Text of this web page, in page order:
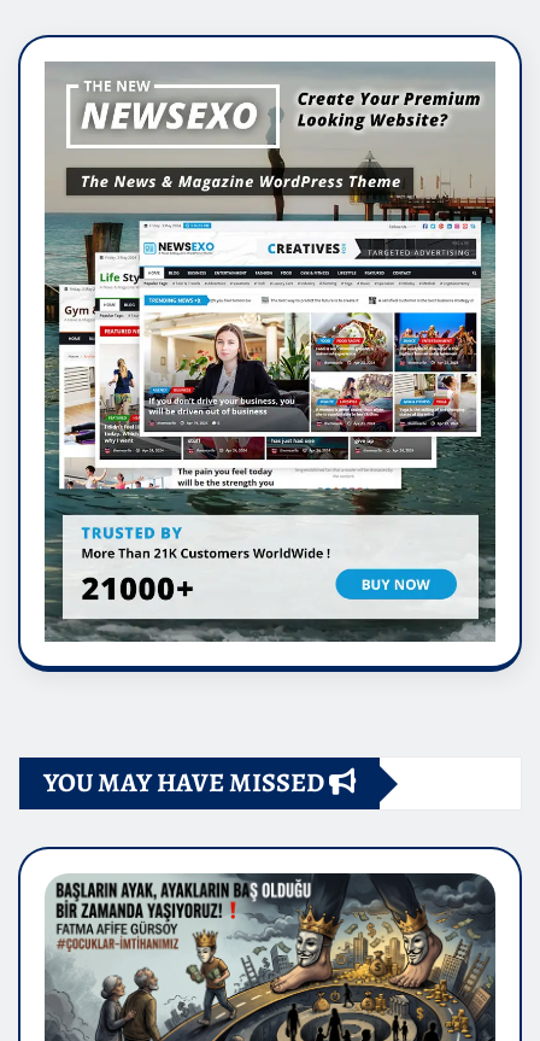
YOU MAY HAVE MISSED